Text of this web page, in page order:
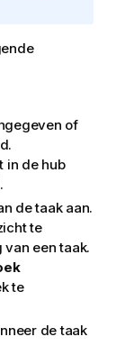
of
in de hub
de taak aan.
te
een taak.
te
de taak